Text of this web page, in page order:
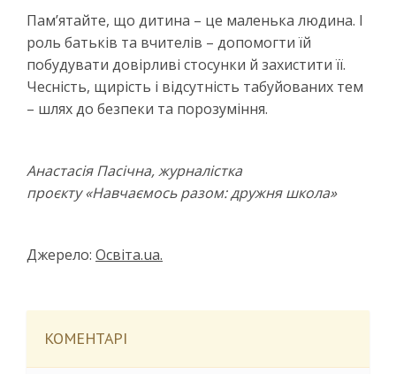
Пам’ятайте, що дитина – це маленька людина. І
роль батьків та вчителів – допомогти їй
побудувати довірливі стосунки й захистити її.
Чесність, щирість і відсутність табуйованих тем
– шлях до безпеки та порозуміння.
Анастасія Пасічна, журналістка
проєкту«Навчаємось разом: дружня школа»
Джерело: Освіта.ua.
КОМЕНТАРІ